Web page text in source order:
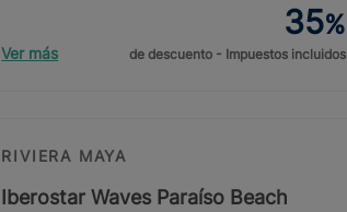
Ver más
35%
de descuento - Impuestos incluidos
RIVIERA MAYA
Iberostar Waves Paraíso Beach